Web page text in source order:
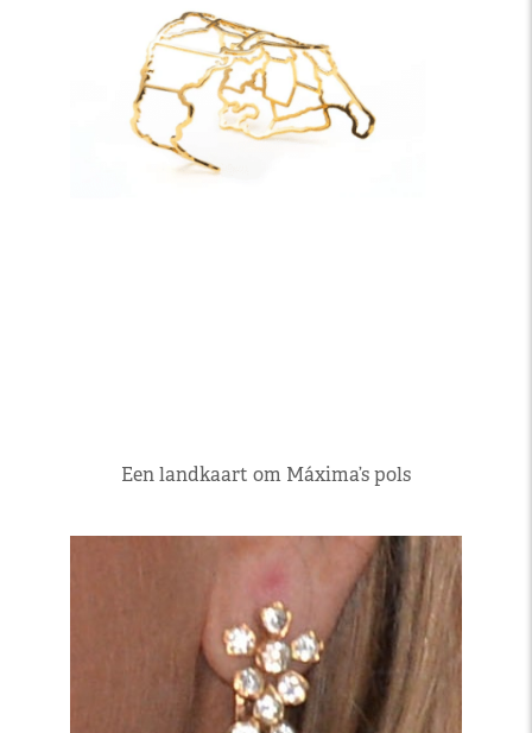
Een landkaart om Máxima’s pols